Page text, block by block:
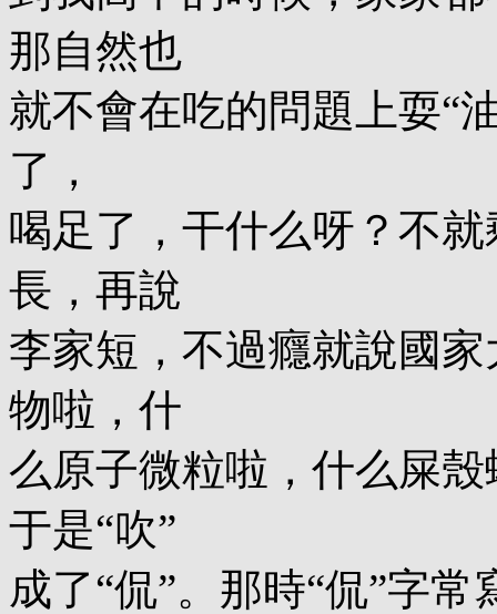
那自然也
就不會在吃的問題上耍“
了，
喝足了，干什么呀？不
長，再說
李家短，不過癮就說國
物啦，什
么原子微粒啦，什么屎
于是“吹”
成了“侃”。那時“侃”字